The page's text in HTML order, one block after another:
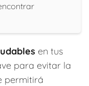
en tus
para evitar la
permitirá